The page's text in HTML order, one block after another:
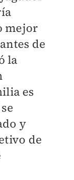
mejor
de
la
es
y
de